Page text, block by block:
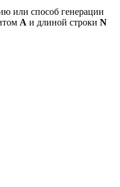
или способ генерации
A и длиной строки N